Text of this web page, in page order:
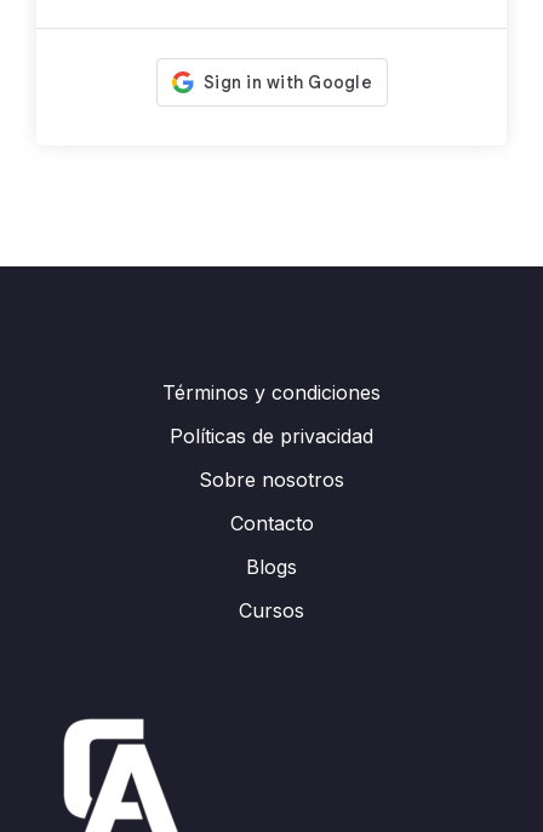
Términos y condiciones
Políticas de privacidad
Sobre nosotros
Contacto
Blogs
Cursos